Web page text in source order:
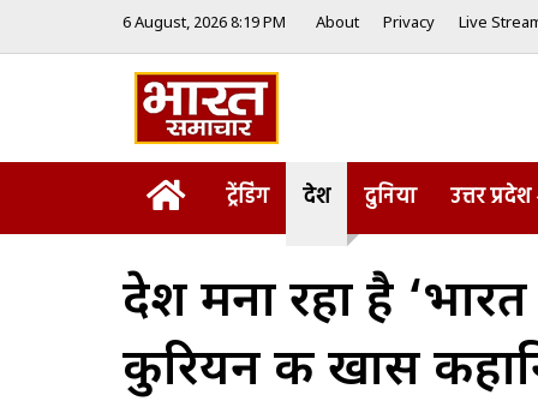
6 August, 2026 8:19 PM About Privacy Live
Homeट्रेंडिंग देश दुनिया उत्तर प्रदेश
देश मना रहा है
कुरियन की खास